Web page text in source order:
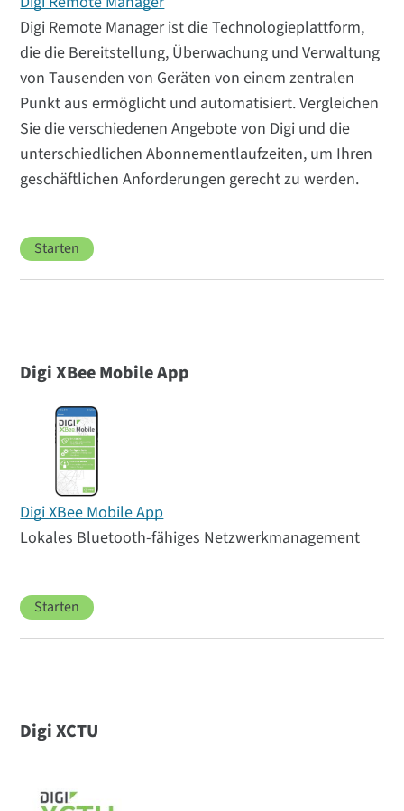
Digi Remote Manager ist die Technologieplattform,
die die Bereitstellung, Überwachung und Verwaltung
von Tausenden von Geräten von einem zentralen
Punkt aus ermöglicht und automatisiert. Vergleichen
Sie die verschiedenen Angebote von Digi und die
unterschiedlichen Abonnementlaufzeiten, um Ihren
geschäftlichen Anforderungen gerecht zu werden.
Starten
Digi XBee Mobile App
Digi XBee Mobile App
Lokales Bluetooth-fähiges Netzwerkmanagement
Starten
Digi XCTU